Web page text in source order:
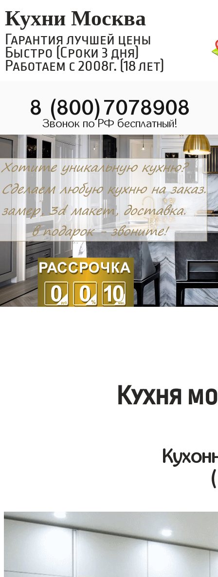
Кухни Москва
Гарантия лучшей цены
Быстро (Сроки 3 дня)
Работаем с 2008г. (18 лет)
8 (800)7078908
Звонок по РФ бесплатный!
Кухня